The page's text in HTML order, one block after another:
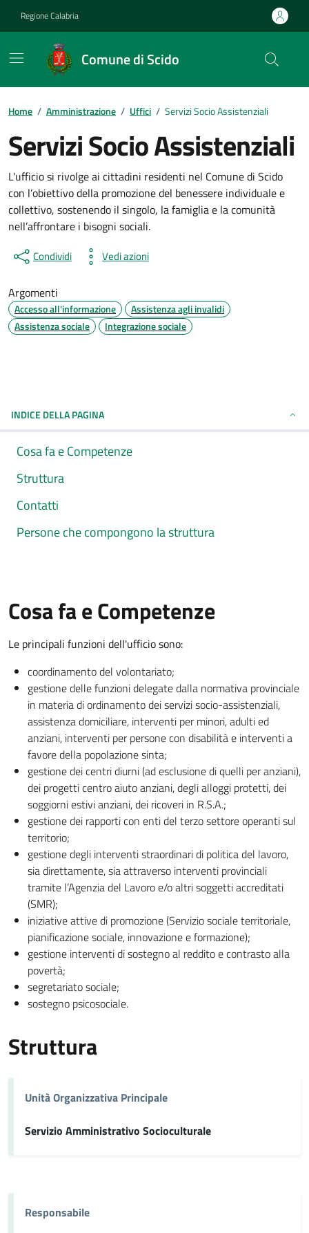
Regione Calabria
Comune di Scido
Home / Amministrazione / Uffici / Servizi Socio Assistenziali
Servizi Socio Assistenziali
L'ufficio si rivolge ai cittadini residenti nel Comune di Scido
con l’obiettivo della promozione del benessere individuale e
collettivo, sostenendo il singolo, la famiglia e la comunità
nell’affrontare i bisogni sociali.
Condividi Vedi azioni
Argomenti
Accesso all'informazione
Assistenza agli invalidi
Assistenza sociale
Integrazione sociale
INDICE DELLA PAGINA
Cosa fa e Competenze
Struttura
Contatti
Persone che compongono la struttura
Cosa fa e Competenze
Le principali funzioni dell'ufficio sono:
coordinamento del volontariato;
gestione delle funzioni delegate dalla normativa provinciale
in materia di ordinamento dei servizi socio-assistenziali,
assistenza domiciliare, interventi per minori, adulti ed
anziani, interventi per persone con disabilità e interventi a
favore della popolazione sinta;
gestione dei centri diurni (ad esclusione di quelli per anziani),
dei progetti centro aiuto anziani, degli alloggi protetti, dei
soggiorni estivi anziani, dei ricoveri in R.S.A.;
gestione dei rapporti con enti del terzo settore operanti sul
territorio;
gestione degli interventi straordinari di politica del lavoro,
sia direttamente, sia attraverso interventi provinciali
tramite l’Agenzia del Lavoro e/o altri soggetti accreditati
(SMR);
iniziative attive di promozione (Servizio sociale territoriale,
pianificazione sociale, innovazione e formazione);
gestione interventi di sostegno al reddito e contrasto alla
povertà;
segretariato sociale;
sostegno psicosociale.
Struttura
Unità Organizzativa Principale
Servizio Amministrativo Socioculturale
Responsabile